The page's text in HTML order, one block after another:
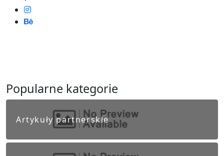
Popularne kategorie
Artykuły partnerskie